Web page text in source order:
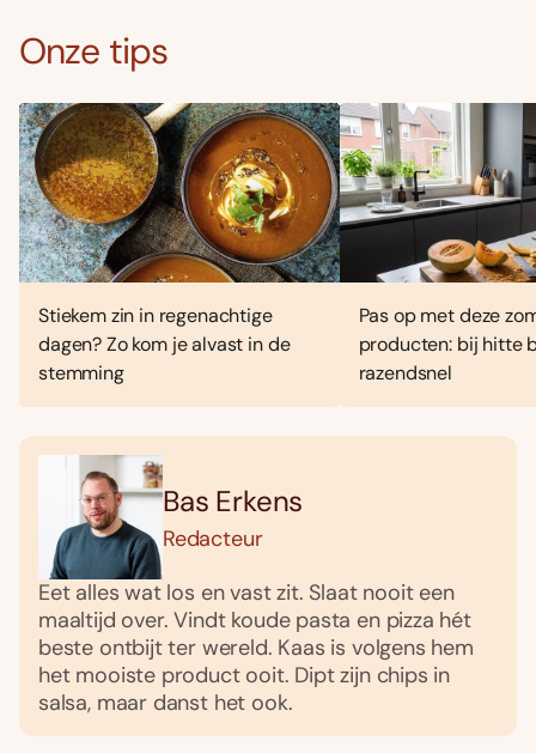
Onze tips
Stiekem zin in regenachtige
dagen? Zo kom je alvast in de
stemming
Pas op met deze
producten: bij hitte
razendsnel
Bas Erkens
Redacteur
Eet alles wat los en vast zit. Slaat nooit een
maaltijd over. Vindt koude pasta en pizza hét
beste ontbijt ter wereld. Kaas is volgens hem
het mooiste product ooit. Dipt zijn chips in
salsa, maar danst het ook.